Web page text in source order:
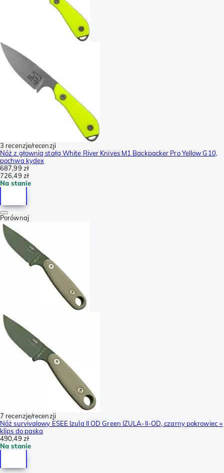
3 recenzje/recenzji
Nóż z głownią stałą White River Knives M1 Backpacker Pro Yellow G10,
pochwa kydex
687,99 zł
726,49 zł
Na stanie
Porównaj
7 recenzje/recenzji
Nóż survivalowy ESEE Izula II OD Green IZULA-II-OD, czarny pokrowiec +
klips do paska
490,49 zł
Na stanie